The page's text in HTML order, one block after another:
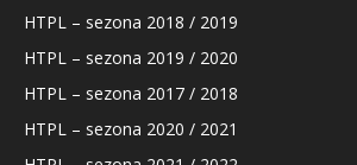
HTPL – sezona 2018 / 2019
HTPL – sezona 2019 / 2020
HTPL – sezona 2017 / 2018
HTPL – sezona 2020 / 2021